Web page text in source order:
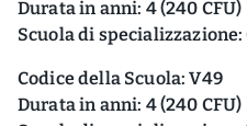
Durata in anni: 4 (240 CFU)
Scuola di specializzazione:
Codice della Scuola: V49
Durata in anni: 4 (240 CFU)